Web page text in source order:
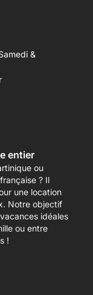
&
entier
ou
? Il
une location
Notre objectif
idéales
ou entre
!